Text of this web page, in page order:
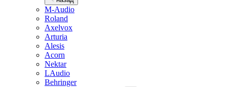
M-Audio
Roland
Axelvox
Arturia
Alesis
Acorn
Nektar
LAudio
Behringer